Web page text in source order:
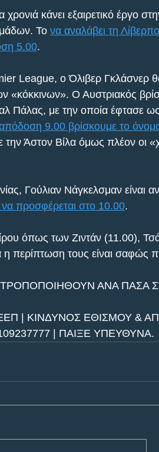
χρονιά κάνει εξαιρετικό έργο
Το να αναλάβει τη
5.00.
League, ο Όλιβερ Γκλάσνερ
«κόκκινων». Ο Αυστριακός
Πάλας, με την οποία έφτασε
9.00 βρίσκουμε το
Άστον Βίλα όμως πλέον οι
Γούλιαν Νάγκελσμαν είναι
προσφέρεται στο 10.00.
όπως των Ζιντάν (11.00),
η περίπτωση τους είναι σαφώς
ΑΝΑ ΠΑΣΑ
| ΚΙΝΔΥΝΟΣ ΕΘΙΣΜΟΥ &
| ΠΑΙΞΕ ΥΠΕΥΘΥΝΑ.